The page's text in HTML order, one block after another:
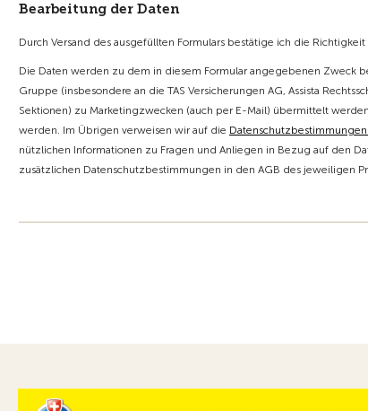
Bearbeitung der Daten
Durch Versand des ausgefüllten Formulars bestätige ich die
Die Daten werden zu dem in diesem Formular angegebenen Zweck
Gruppe (insbesondere an die TAS Versicherungen AG, Assista
Sektionen) zu Marketingzwecken (auch per E-Mail) übermittelt
werden. Im Übrigen verweisen wir auf die
nützlichen Informationen zu Fragen und Anliegen in Bezug auf den
zusätzlichen Datenschutzbestimmungen in den AGB des jeweiligen